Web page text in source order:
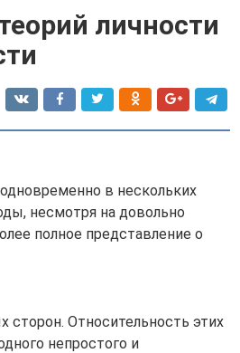
личности
в нескольких
несмотря на довольно
полное представление о
Относительность этих
непростого и